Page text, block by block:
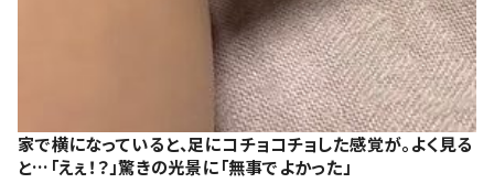
家で横になっていると、足にコチョコチョした感覚が。よく見る
と…「えぇ！？」驚きの光景に「無事でよかった」